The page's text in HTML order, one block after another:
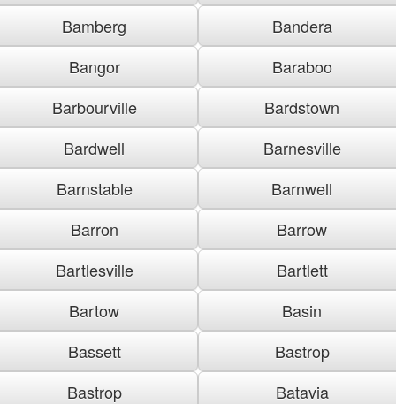
Bamberg
Bandera
Bangor
Baraboo
Barbourville
Bardstown
Bardwell
Barnesville
Barnstable
Barnwell
Barron
Barrow
Bartlesville
Bartlett
Bartow
Basin
Bassett
Bastrop
Bastrop
Batavia